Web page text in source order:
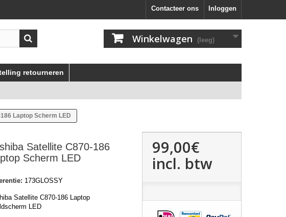
Inloggen
Contacteer ons
Winkelwagen (leeg)
retourneren
Laptop Scherm LED
Satellite C870-186
Scherm LED
173GLOSSY
Satellite C870-186 Laptop
LED
99,00€
incl. btw